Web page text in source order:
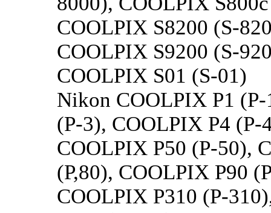
COOLPIX S8200 (S-
COOLPIX S9200 (S-
COOLPIX S01 (S-01)
Nikon COOLPIX P1
(P-3), COOLPIX P4
COOLPIX P50 (P-50),
(P,80), COOLPIX P90
COOLPIX P310 (P-